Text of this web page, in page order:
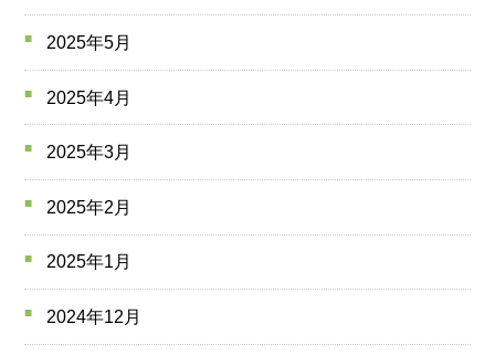
2025年5月
2025年4月
2025年3月
2025年2月
2025年1月
2024年12月